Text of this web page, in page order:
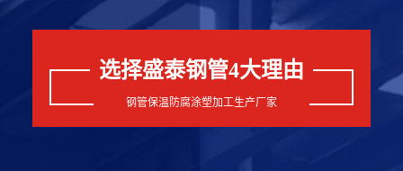
选择盛泰钢管4大理由
钢管保温防腐涂塑加工生产厂家